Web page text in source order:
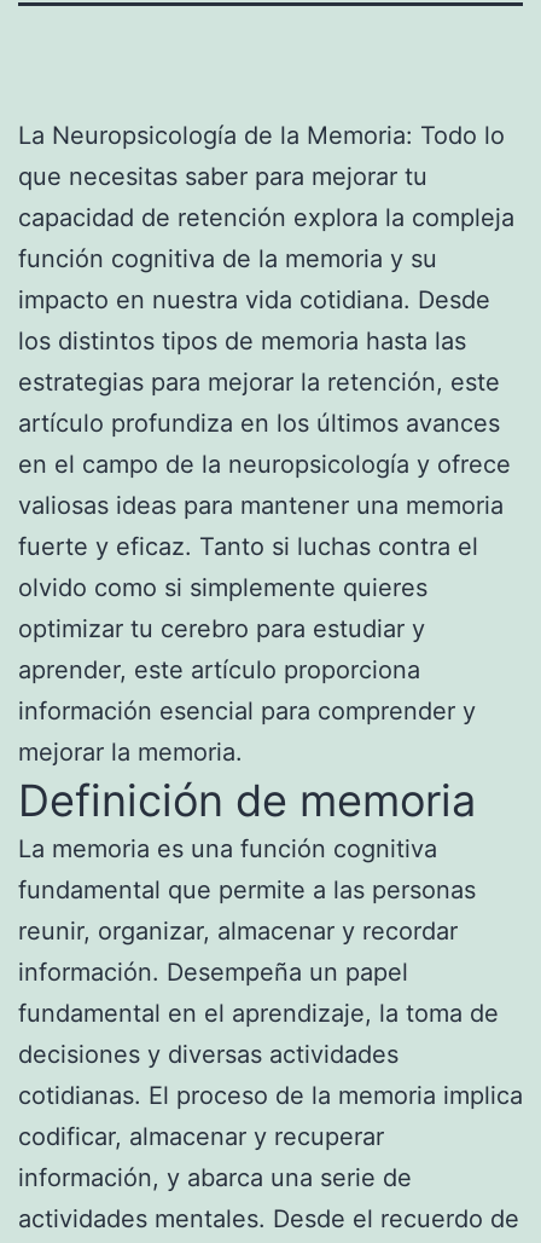
La Neuropsicología de la Memoria: Todo lo
que necesitas saber para mejorar tu
capacidad de retención explora la compleja
función cognitiva de la memoria y su
impacto en nuestra vida cotidiana. Desde
los distintos tipos de memoria hasta las
estrategias para mejorar la retención, este
artículo profundiza en los últimos avances
en el campo de la neuropsicología y ofrece
valiosas ideas para mantener una memoria
fuerte y eficaz. Tanto si luchas contra el
olvido como si simplemente quieres
optimizar tu cerebro para estudiar y
aprender, este artículo proporciona
información esencial para comprender y
mejorar la memoria.
Definición de memoria
La memoria es una función cognitiva
fundamental que permite a las personas
reunir, organizar, almacenar y recordar
información. Desempeña un papel
fundamental en el aprendizaje, la toma de
decisiones y diversas actividades
cotidianas. El proceso de la memoria implica
codificar, almacenar y recuperar
información, y abarca una serie de
actividades mentales. Desde el recuerdo de